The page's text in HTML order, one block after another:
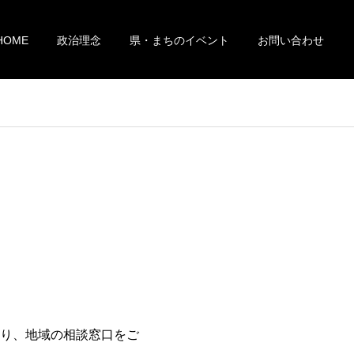
政治理念 県・まちのイベント お問い合わせ
、地域の相談窓口をご